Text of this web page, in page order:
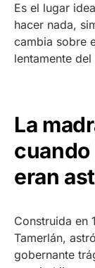
Es el lugar
hacer nada,
cambia sobre
lentamente
La
eran
Construida en
Tamerlán,
gobernante